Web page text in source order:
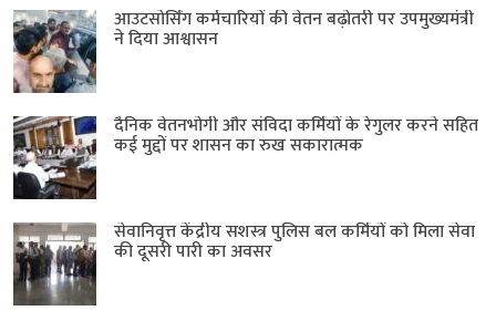
आउटसोर्सिंग कर्मचारियों की वेतन बढ़ोतरी पर उपमुख्यमंत्री
ने दिया आश्वासन
दैनिक वेतनभोगी और संविदा कर्मियों के रेगुलर करने सहित
कई मुद्दों पर शासन का रुख सकारात्मक
सेवानिवृत्त केंद्रीय सशस्त्र पुलिस बल ​कर्मियों को मिला सेवा
की दूसरी पारी का अवसर